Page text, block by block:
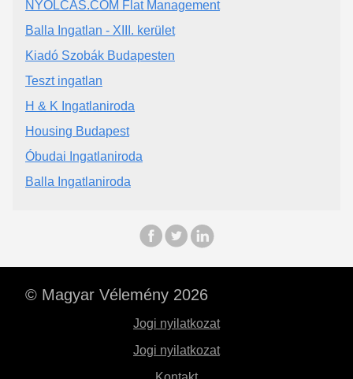
NYOLCAS.COM Flat Management
Balla Ingatlan - XIII. kerület
Kiadó Szobák Budapesten
Teszt ingatlan
H & K Ingatlaniroda
Housing Budapest
Óbudai Ingatlaniroda
Balla Ingatlaniroda
© Magyar Vélemény 2026
Jogi nyilatkozat
Jogi nyilatkozat